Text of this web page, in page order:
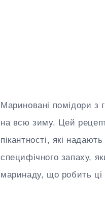
Мариновані помідори з
на всю зиму. Цей
пікантності, які
специфічного запаху,
маринаду, що робить